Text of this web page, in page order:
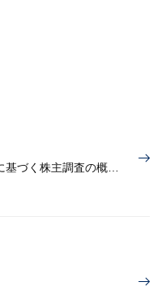
SRDⅡ（EU第二次株主権利指令）に基づく株主調査の概要と課題